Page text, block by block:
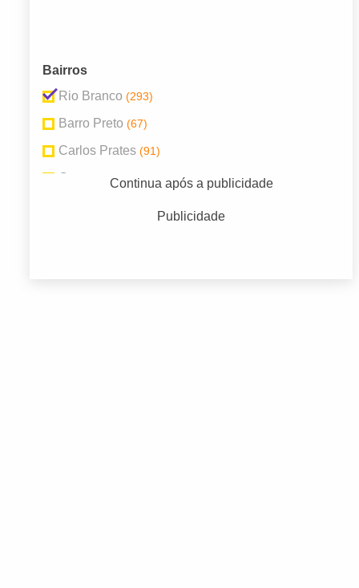
Bairros
Rio Branco (293)
Barro Preto (67)
Carlos Prates (91)
Centro (1081)
Continua após a publicidade
Publicidade